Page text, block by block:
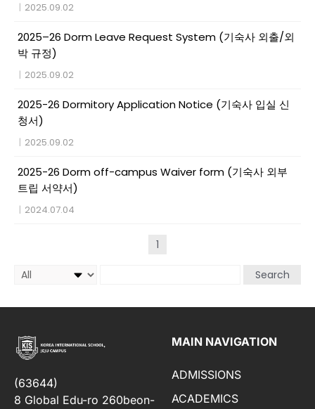
| 2025.09.02
2025–26 Dorm Leave Request System (기숙사 외출/외
박 규정)
| 2025.09.02
2025-26 Dormitory Application Notice (기숙사 입실 신
청서)
| 2025.09.02
2025-26 Dorm off-campus Waiver form (기숙사 외부
트립 서약서)
| 2024.07.04
1
Search
(63644)
8 Global Edu-ro 260beon-
MAIN NAVIGATION
ADMISSIONS
ACADEMICS